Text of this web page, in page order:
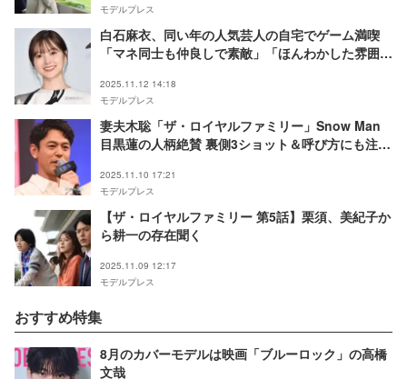
モデルプレス
白石麻衣、同い年の人気芸人の自宅でゲーム満喫
「マネ同士も仲良しで素敵」「ほんわかした雰囲気
2025.11.12 14:18
モデルプレス
妻夫木聡「ザ・ロイヤルファミリー」Snow Man
目黒蓮の人柄絶賛 裏側3ショット＆呼び方にも注目
2025.11.10 17:21
モデルプレス
【ザ・ロイヤルファミリー 第5話】栗須、美紀子か
ら耕一の存在聞く
2025.11.09 12:17
モデルプレス
おすすめ特集
8月のカバーモデルは映画「ブルーロック」の高橋
文哉